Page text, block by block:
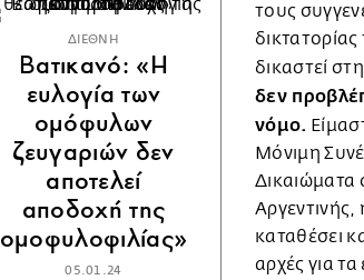
ΔΙΕΘΝΗ
Βατικανό: «Η
ευλογία των
ομόφυλων
ζευγαριών δεν
αποτελεί
αποδοχή της
ομοφυλοφιλίας»
05.01.24
τους
δικαστεί
δεν
νόμο.
Μόνιμη
Δικαιώματα
Αργεντινής,
καταθέσει
αρχές για